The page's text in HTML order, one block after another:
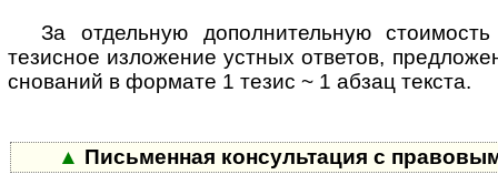
За отдельную дополнительную
тезис­ное изло­же­ние уст­ных отве­тов,
сно­ва­ний в фор­мате 1 тезис ~ 1 абзац текста.
▲ Письменная консультация с